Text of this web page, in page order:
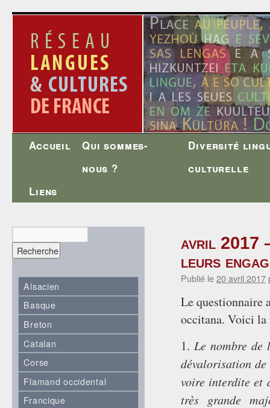
Aller
contenu
Accueil
Qui sommes-
nous ?
Diversité
culturelle
Liens
avril 2017
leurs
Publié le20 avril 2017
Le questionnaire
occitana. Voici la
1. Le nombre de
dévalorisation
voire interdite et
très grande
Alsacien
Basque
Breton
Catalan
Corse
Flamand occidental
Francique